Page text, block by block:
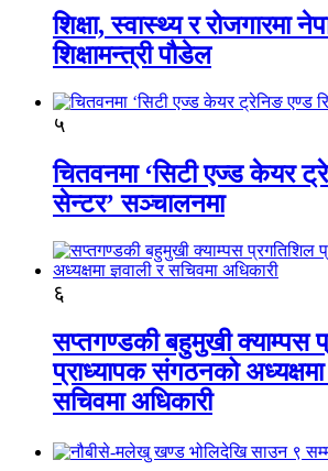
शिक्षा, स्वास्थ्य र रोजगारमा
शिक्षामन्त्री पौडेल
५
चितवनमा ‘सिटी एज्ड केयर
सेन्टर’ सञ्चालनमा
६
सप्तगण्डकी बहुमुखी क्याम्पस
प्राध्यापक संगठनको अध्यक्षमा
सचिवमा अधिकारी